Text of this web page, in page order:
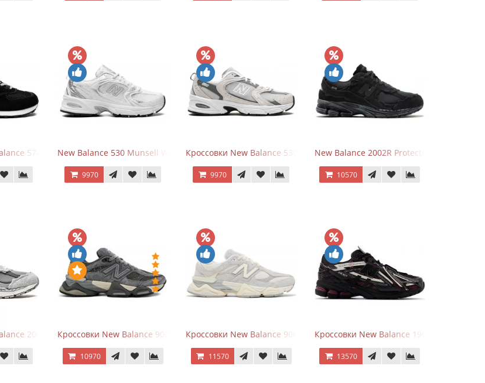
574 Evergreen Black
New Balance 530 Munsell White Silver
9970
Кроссовки New Balance 530 Grey Matter Harbor Grey
9970
New Balance 2002R Protection Phantom
10570
2002R Protection Pack Grey
Кроссовки New Balance 9060 x Joe Freshgoods Dark Grey
10970
Кроссовки New Balance 9060 Quartz Grey
11570
Кроссовки New Balance 1906A Dragon
13570